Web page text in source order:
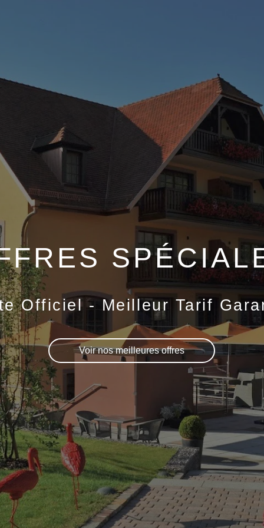
Officiel - Meilleur Tarif
Voir nos meilleures offres